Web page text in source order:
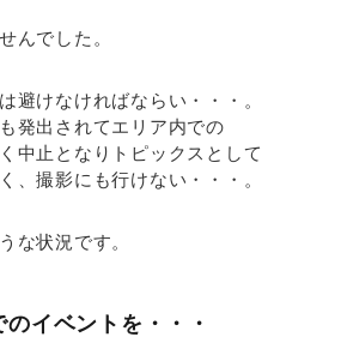
んでした。
避けなければならい・・・。
発出されてエリア内での
中止となりトピックスとして
、撮影にも行けない・・・。
な状況です。
イベントを・・・